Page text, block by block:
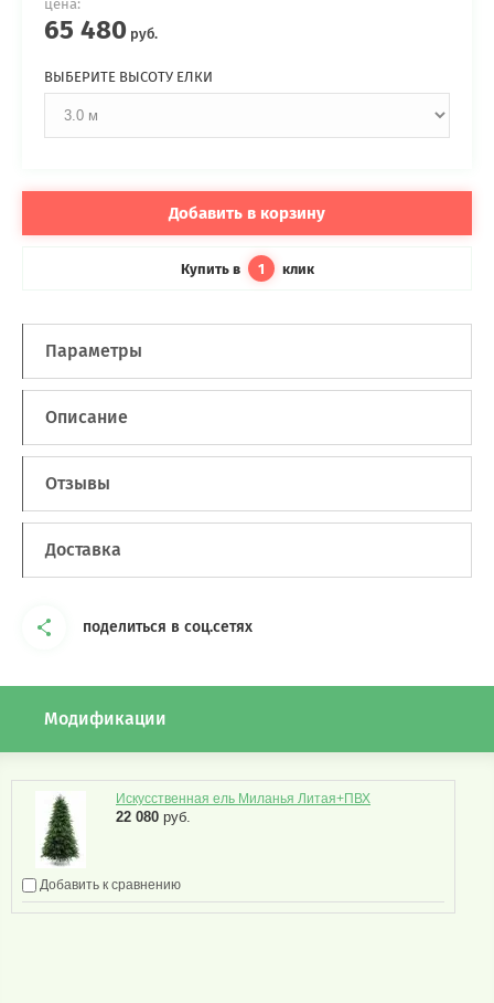
цена:
65 480 руб.
ВЫБЕРИТЕ ВЫСОТУ ЕЛКИ
Добавить в корзину
Купить в 1 клик
Параметры
Описание
Отзывы
Доставка
поделиться в соц.сетях
Модификации
Искусственная ель Миланья Литая+ПВХ
22 080 руб.
Добавить к сравнению